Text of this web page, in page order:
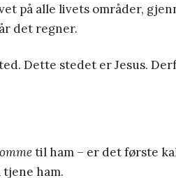
på alle livets områder,
det regner.
Dette stedet er Jesus.
til ham – er det første
tjene ham.